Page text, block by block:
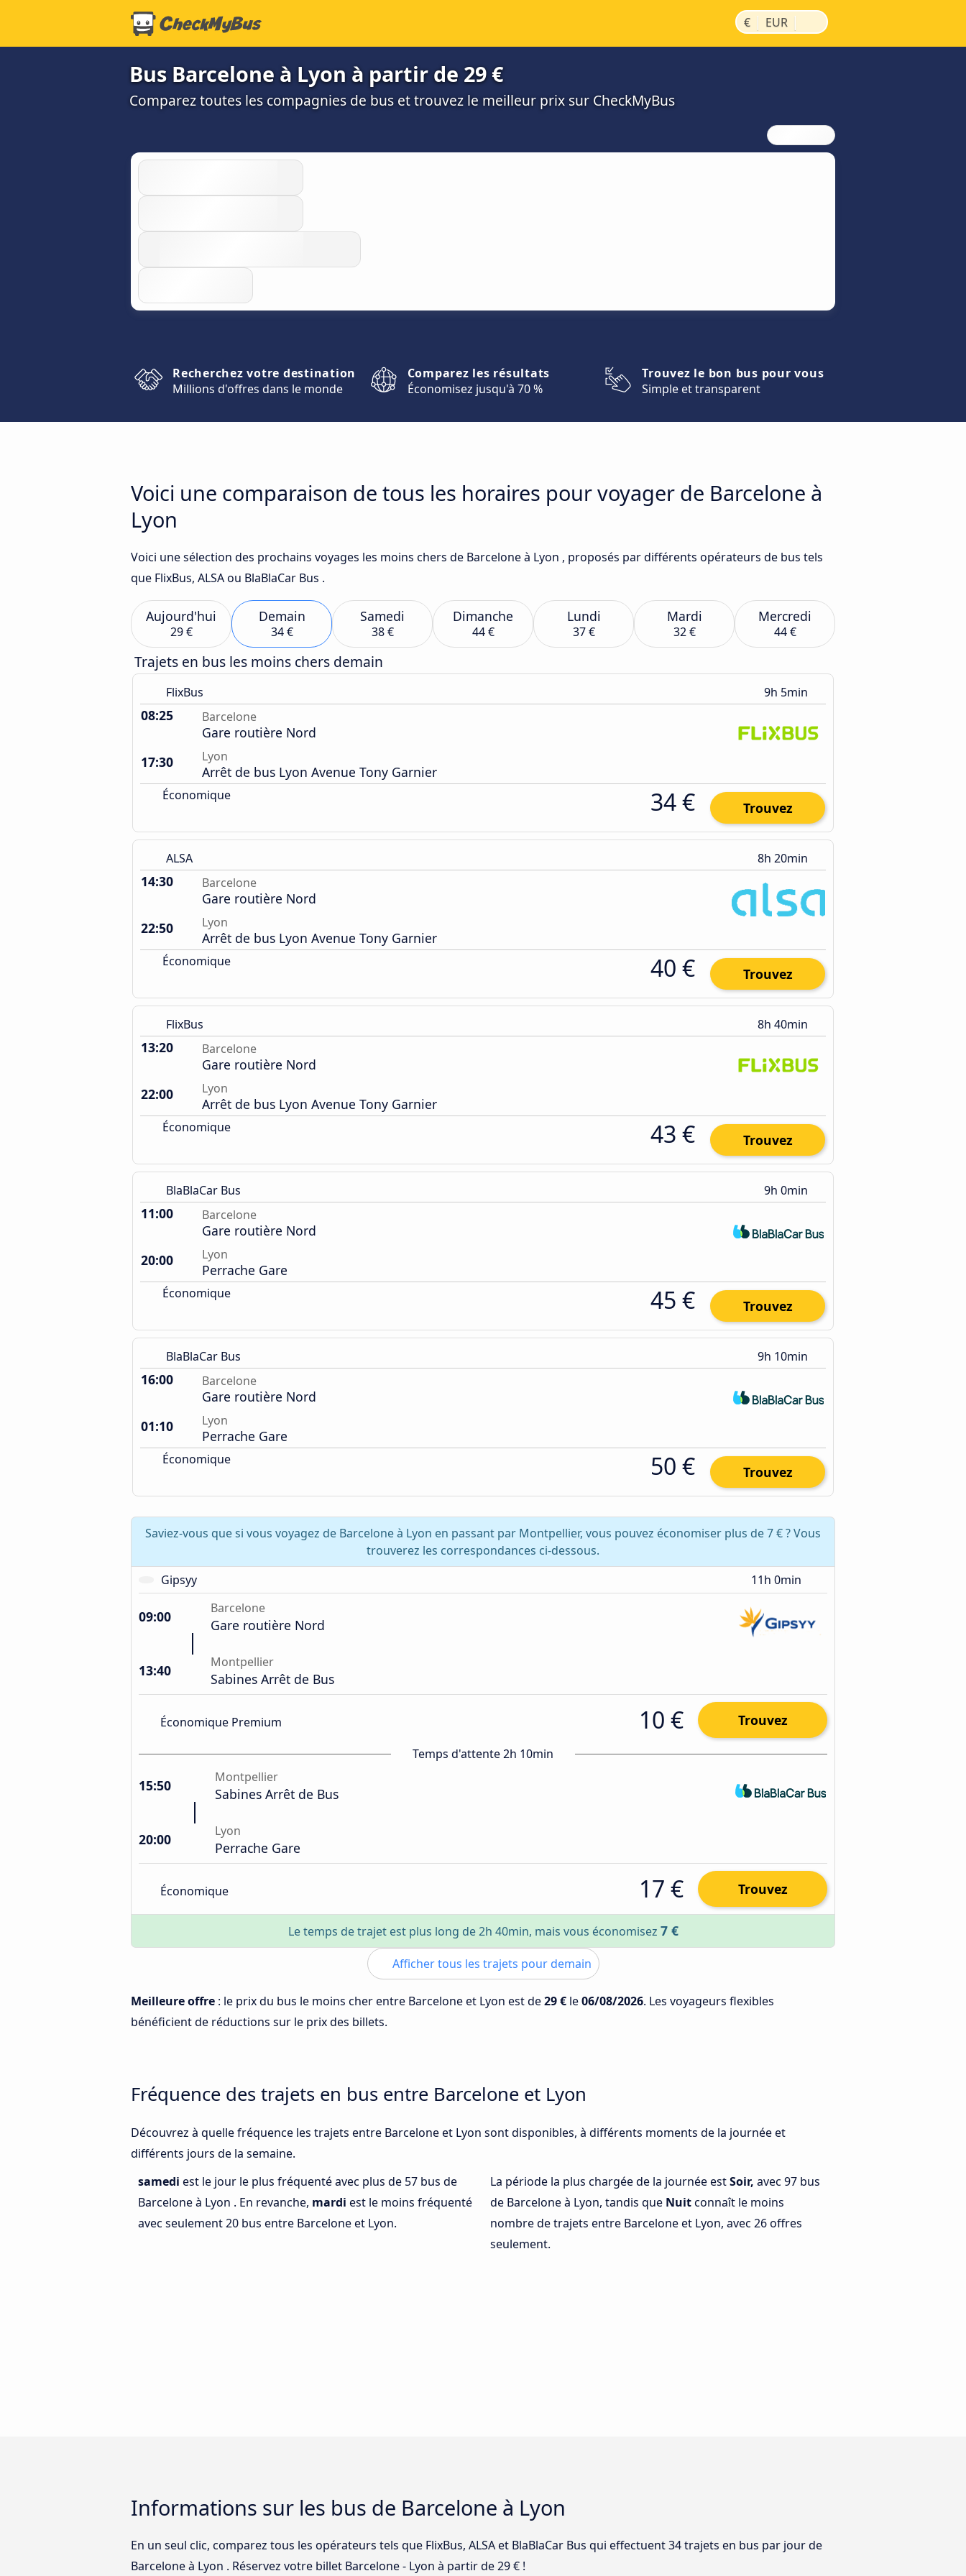
€ | EUR |
Bus Barcelone à Lyon à partir de 29 €
Comparez toutes les compagnies de bus et trouvez le meilleur prix sur CheckMyBus
Recherchez votre destination
Millions d'offres dans le monde
Comparez les résultats
Économisez jusqu'à 70 %
Trouvez le bon bus pour vous
Simple et transparent
Voici une comparaison de tous les horaires pour voyager de Barcelone à
Lyon
Voici une sélection des prochains voyages les moins chers de Barcelone à Lyon , proposés par différents opérateurs de bus tels
que FlixBus, ALSA ou BlaBlaCar Bus .
Aujourd'hui
29 €
Demain
34 €
Samedi
38 €
Dimanche
44 €
Lundi
37 €
Mardi
32 €
Mercredi
44 €
Trajets en bus les moins chers demain
FlixBus 9h 5min
08:25 Barcelone
Gare routière Nord
17:30
Lyon
Arrêt de bus Lyon Avenue Tony Garnier
Économique 34 € Trouvez
ALSA 8h 20min
14:30 Barcelone
Gare routière Nord
22:50
Lyon
Arrêt de bus Lyon Avenue Tony Garnier
Économique 40 € Trouvez
FlixBus 8h 40min
13:20 Barcelone
Gare routière Nord
22:00
Lyon
Arrêt de bus Lyon Avenue Tony Garnier
Économique 43 € Trouvez
BlaBlaCar Bus 9h 0min
11:00 Barcelone
Gare routière Nord
20:00
Lyon
Perrache Gare
Économique 45 € Trouvez
BlaBlaCar Bus 9h 10min
16:00 Barcelone
Gare routière Nord
01:10
Lyon
Perrache Gare
Économique 50 € Trouvez
Saviez-vous que si vous voyagez de Barcelone à Lyon en passant par Montpellier, vous pouvez économiser plus de 7 € ? Vous
trouverez les correspondances ci-dessous.
Gipsyy
11h 0min
09:00 Barcelone
Gare routière Nord
13:40 Montpellier
Sabines Arrêt de Bus
Économique Premium 10 € Trouvez
Temps d'attente 2h 10min
15:50 Montpellier
Sabines Arrêt de Bus
20:00 Lyon
Perrache Gare
Économique 17 € Trouvez
Le temps de trajet est plus long de 2h 40min, mais vous économisez 7 €
Afficher tous les trajets pour demain
Meilleure offre : le prix du bus le moins cher entre Barcelone et Lyon est de29 € le06/08/2026. Les voyageurs flexibles
bénéficient de réductions sur le prix des billets.
Fréquence des trajets en bus entre Barcelone et Lyon
Découvrez à quelle fréquence les trajets entre Barcelone et Lyon sont disponibles, à différents moments de la journée et
différents jours de la semaine.
samedi est le jour le plus fréquenté avec plus de 57 bus de
Barcelone à Lyon . En revanche, mardi est le moins fréquenté
avec seulement 20 bus entre Barcelone et Lyon.
La période la plus chargée de la journée estSoir, avec 97 bus
de Barcelone à Lyon, tandis que Nuitconnaît le moins
nombre de trajets entre Barcelone et Lyon, avec 26 offres
seulement.
Informations sur les bus de Barcelone à Lyon
En un seul clic, comparez tous les opérateurs tels que FlixBus, ALSA et BlaBlaCar Bus qui effectuent 34 trajets en bus par jour de
Barcelone à Lyon . Réservez votre billet Barcelone - Lyon à partir de 29 € !